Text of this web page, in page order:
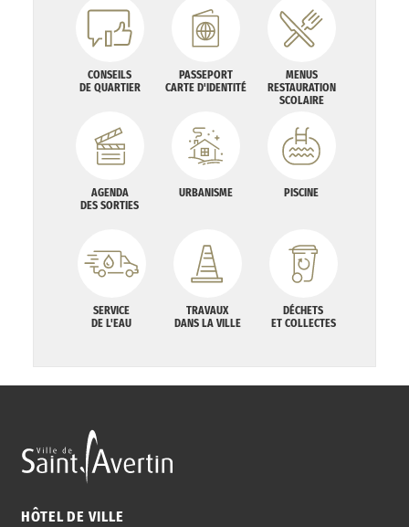
CONSEILS
DE QUARTIER
PASSEPORT
CARTE D'IDENTITÉ
MENUS
RESTAURATION
SCOLAIRE
AGENDA
DES SORTIES
URBANISME PISCINE
SERVICE
DE L'EAU
TRAVAUX
DANS LA VILLE
DÉCHETS
ET COLLECTES
HÔTEL DE VILLE